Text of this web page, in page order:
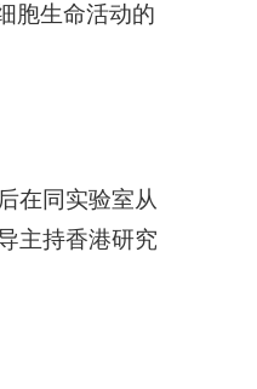
胞生命活动的
在同实验室从
主持香港研究